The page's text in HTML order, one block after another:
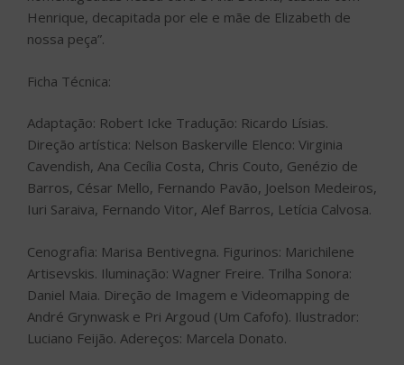
Henrique, decapitada por ele e mãe de Elizabeth de
nossa peça”.
Ficha Técnica:
Adaptação: Robert Icke Tradução: Ricardo Lísias.
Direção artística: Nelson Baskerville Elenco: Virginia
Cavendish, Ana Cecília Costa, Chris Couto, Genézio de
Barros, César Mello, Fernando Pavão, Joelson Medeiros,
Iuri Saraiva, Fernando Vitor, Alef Barros, Letícia Calvosa.
Cenografia: Marisa Bentivegna. Figurinos: Marichilene
Artisevskis. Iluminação: Wagner Freire. Trilha Sonora:
Daniel Maia. Direção de Imagem e Videomapping de
André Grynwask e Pri Argoud (Um Cafofo). Ilustrador:
Luciano Feijão. Adereços: Marcela Donato.